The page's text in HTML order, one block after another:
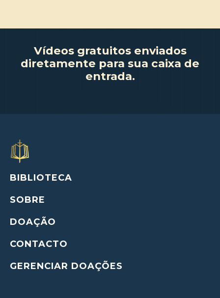
Vídeos gratuitos enviados
diretamente para sua caixa de
entrada.
BIBLIOTECA
SOBRE
DOAÇÃO
CONTACTO
GERENCIAR DOAÇÕES